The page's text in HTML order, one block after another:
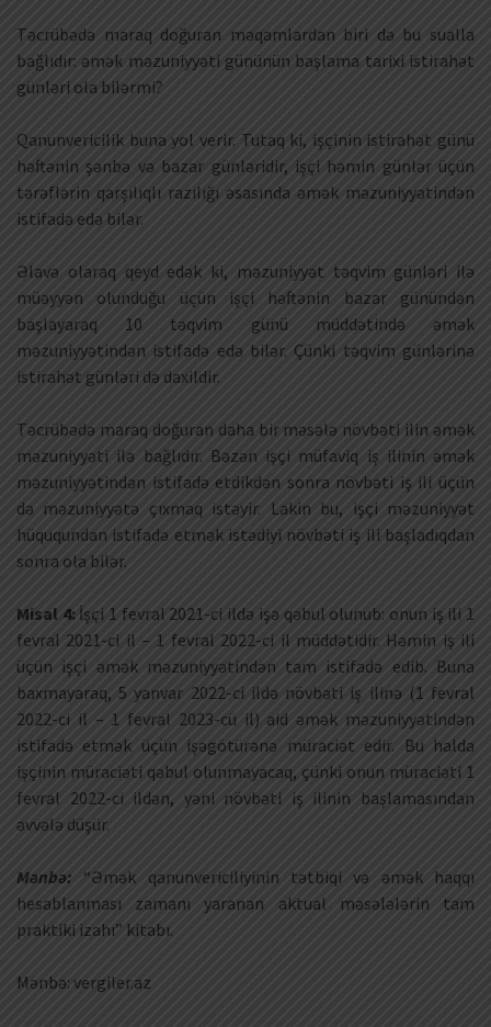
Təcrübədə maraq doğuran məqamlardan biri də bu sualla
bağlıdır: əmək məzuniyyəti gününün başlama tarixi istirahət
günləri ola bilərmi?
Qanunvericilik buna yol verir. Tutaq ki, işçinin istirahət günü
həftənin şənbə və bazar günləridir, işçi həmin günlər üçün
tərəflərin qarşılıqlı razılığı əsasında əmək məzuniyyətindən
istifadə edə bilər.
Əlavə olaraq qeyd edək ki, məzuniyyət təqvim günləri ilə
müəyyən olunduğu üçün işçi həftənin bazar günündən
başlayaraq 10 təqvim günü müddətində əmək
məzuniyyətindən istifadə edə bilər. Çünki təqvim günlərinə
istirahət günləri də daxildir.
Təcrübədə maraq doğuran daha bir məsələ növbəti ilin əmək
məzuniyyəti ilə bağlıdır. Bəzən işçi müfaviq iş ilinin əmək
məzuniyyətindən istifadə etdikdən sonra növbəti iş ili üçün
də məzuniyyətə çıxmaq istəyir. Lakin bu, işçi məzuniyyət
hüququndan istifadə etmək istədiyi növbəti iş ili başladıqdan
sonra ola bilər.
Misal 4:İşçi 1 fevral 2021-ci ildə işə qəbul olunub: onun iş ili 1
fevral 2021-ci il – 1 fevral 2022-ci il müddətidir. Həmin iş ili
üçün işçi əmək məzuniyyətindən tam istifadə edib. Buna
baxmayaraq, 5 yanvar 2022-ci ildə növbəti iş ilinə (1 fevral
2022-ci il – 1 fevral 2023-cü il) aid əmək məzuniyyətindən
istifadə etmək üçün işəgötürənə müraciət edir. Bu halda
işçinin müraciəti qəbul olunmayacaq, çünki onun müraciəti 1
fevral 2022-ci ildən, yəni növbəti iş ilinin başlamasından
əvvələ düşür.
Mənbə: “Əmək qanunvericiliyinin tətbiqi və əmək haqqı
hesablanması zamanı yaranan aktual məsələlərin tam
praktiki izahı” kitabı.
Mənbə: vergiler.az